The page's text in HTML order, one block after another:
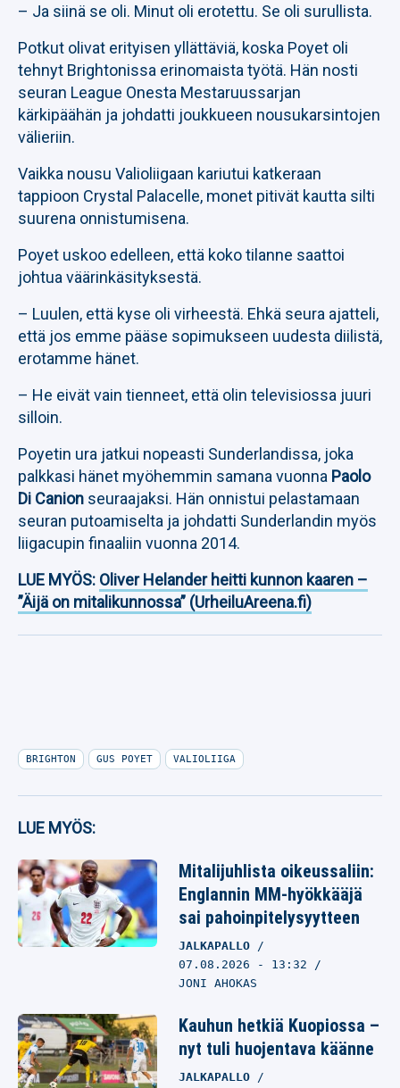
– Ja siinä se oli. Minut oli erotettu. Se oli surullista.
Potkut olivat erityisen yllättäviä, koska Poyet oli
tehnyt Brightonissa erinomaista työtä. Hän nosti
seuran League Onesta Mestaruussarjan
kärkipäähän ja johdatti joukkueen nousukarsintojen
välieriin.
Vaikka nousu Valioliigaan kariutui katkeraan
tappioon Crystal Palacelle, monet pitivät kautta silti
suurena onnistumisena.
Poyet uskoo edelleen, että koko tilanne saattoi
johtua väärinkäsityksestä.
– Luulen, että kyse oli virheestä. Ehkä seura ajatteli,
että jos emme pääse sopimukseen uudesta diilistä,
erotamme hänet.
– He eivät vain tienneet, että olin televisiossa juuri
silloin.
Poyetin ura jatkui nopeasti Sunderlandissa, joka
palkkasi hänet myöhemmin samana vuonna Paolo
Di Canion seuraajaksi. Hän onnistui pelastamaan
seuran putoamiselta ja johdatti Sunderlandin myös
liigacupin finaaliin vuonna 2014.
LUE MYÖS: Oliver Helander heitti kunnon kaaren –
”Äijä on mitalikunnossa” (UrheiluAreena.fi)
BRIGHTON GUS POYET VALIOLIIGA
LUE MYÖS:
Mitalijuhlista oikeussaliin:
Englannin MM-hyökkääjä
sai pahoinpitelysyytteen
JALKAPALLO
07.08.2026 - 13:32
JONI AHOKAS
Kauhun hetkiä Kuopiossa –
nyt tuli huojentava käänne
JALKAPALLO